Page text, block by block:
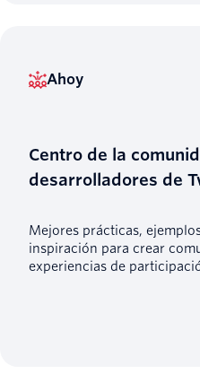
Ahoy
Centro de la
desarrolladores de
Mejores prácticas,
inspiración para crear
experiencias de